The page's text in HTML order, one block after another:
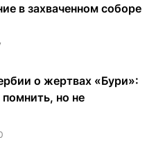
в захваченном соборе
о жертвах «Бури»:
но не